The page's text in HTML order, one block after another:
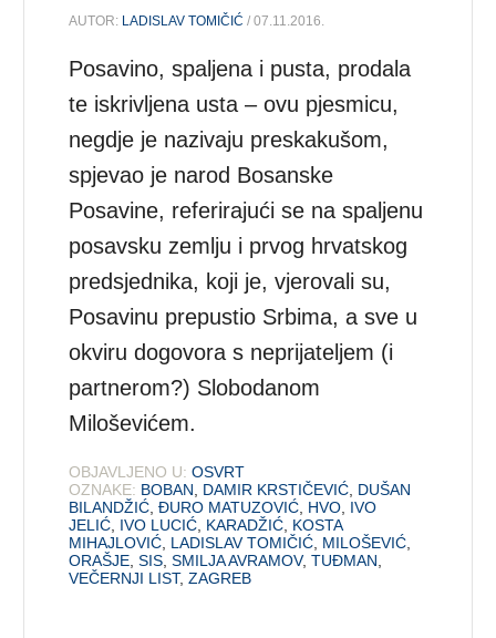
AUTOR: LADISLAV TOMIČIĆ / 07.11.2016.
Posavino, spaljena i pusta, prodala
te iskrivljena usta – ovu pjesmicu,
negdje je nazivaju preskakušom,
spjevao je narod Bosanske
Posavine, referirajući se na spaljenu
posavsku zemlju i prvog hrvatskog
predsjednika, koji je, vjerovali su,
Posavinu prepustio Srbima, a sve u
okviru dogovora s neprijateljem (i
partnerom?) Slobodanom
Miloševićem.
OBJAVLJENO U: OSVRT
OZNAKE: BOBAN DAMIR KRSTIČEVIĆ DUŠAN
BILANDŽIĆ ,ĐURO MATUZOVIĆ HVO IVO
JELIĆ IVO LUCIĆ KARADŽIĆ KOSTA
MIHAJLOVIĆ LADISLAV TOMIČIĆ MILOŠEVIĆ
ORAŠJE ,SIS ,SMILJA AVRAMOV,TUĐMAN
VEČERNJI LIST,ZAGREB